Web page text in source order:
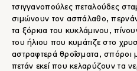
τσιγγανοπούλες πεταλούδες
σιμώνουν τον ασπάλαθο,
τα ξόρκια του κυκλάμινου,
του ήλιου που κυμάτιζε στο
αστραφτερά θροΐσματα, σπόροι
πετάν εκεί που κελαρύζουν τα